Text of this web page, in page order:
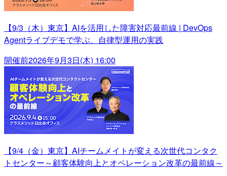
【9/3（木）東京】AIを活用した障害対応最前線 | DevOps
Agentライブデモで学ぶ、自律型運用の実践
開催前2026年9月3日(木) 16:00
【9/4（金）東京】AIチームメイトが変える次世代コンタク
トセンター～顧客体験向上とオペレーション改革の最前線～